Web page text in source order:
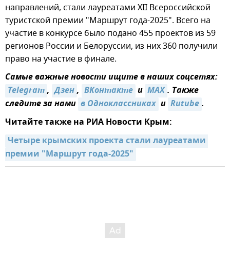
направлений, стали лауреатами ХII Всероссийской
туристской премии "Маршрут года-2025". Всего на
участие в конкурсе было подано 455 проектов из 59
регионов России и Белоруссии, из них 360 получили
право на участие в финале.
Самые важные новости ищите в наших соцсетях:
Telegram, Дзен, ВКонтакте и MAX. Также
следите за нами в Одноклассниках и Rutube.
Читайте также на РИА Новости Крым:
Четыре крымских проекта стали лауреатами
премии "Маршрут года-2025"